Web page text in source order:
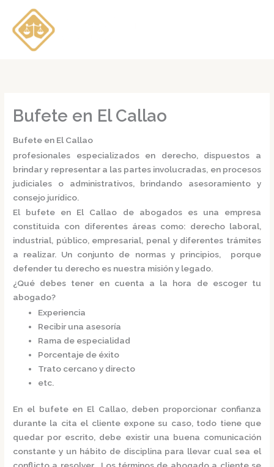
contenido
Bufete en El Callao
Bufete en El Callao
profesionales especializados en derecho, dispuestos a
brindar y representar a las partes involucradas, en procesos
judiciales o administrativos, brindando asesoramiento y
consejo jurídico.
El bufete en El Callao de abogados
es una empresa
constituida con diferentes áreas como: derecho laboral,
industrial, público, empresarial, penal y diferentes trámites
a realizar. Un conjunto de normas y principios, porque
defender tu derecho es nuestra misión y legado.
¿Qué debes tener en cuenta a la hora de escoger tu
abogado?
Experiencia
Recibir una asesoría
Rama de especialidad
Porcentaje de éxito
Trato cercano y directo
etc.
En el bufete en El Callao, deben proporcionar confianza
durante la cita el cliente expone su caso, todo tiene que
quedar por escrito, debe existir una buena comunicación
constante y un hábito de disciplina para llevar cual sea el